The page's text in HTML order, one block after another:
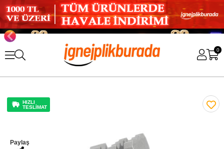
0
HIZLI
TESLİMAT
Paylaş